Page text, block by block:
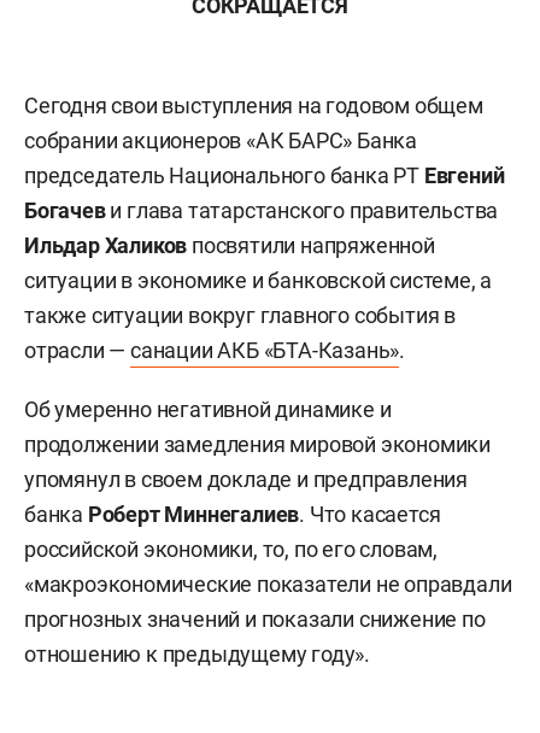
СОКРАЩАЕТСЯ
Сегодня свои выступления на годовом общем
собрании акционеров «АК БАРС» Банка
председатель Национального банка РТ Евгений
Богачеви глава татарстанского правительства
Ильдар Халиков посвятили напряженной
ситуации в экономике и банковской системе, а
также ситуации вокруг главного события в
отрасли —санации АКБ «БТА-Казань».
Об умеренно негативной динамике и
продолжении замедления мировой экономики
упомянул в своем докладе и предправления
банка Роберт Миннегалиев. Что касается
российской экономики, то, по его словам,
«макроэкономические показатели не оправдали
прогнозных значений и показали снижение по
отношению к предыдущему году».